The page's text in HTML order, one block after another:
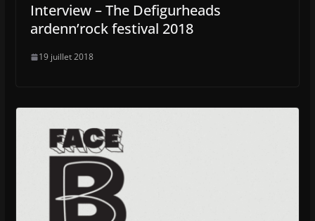
Interview – The Defigurheads
ardenn’rock festival 2018
19 juillet 2018